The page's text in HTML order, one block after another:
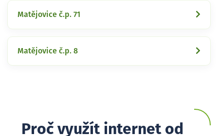
Matějovice č.p. 71
Matějovice č.p. 8
Proč využít internet od